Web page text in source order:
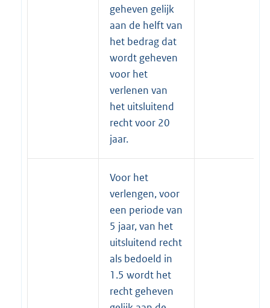
geheven gelijk
aan de helft van
het bedrag dat
wordt geheven
voor het
verlenen van
het uitsluitend
recht voor 20
jaar.
Voor het
verlengen, voor
een periode van
5 jaar, van het
uitsluitend recht
als bedoeld in
1.5 wordt het
recht geheven